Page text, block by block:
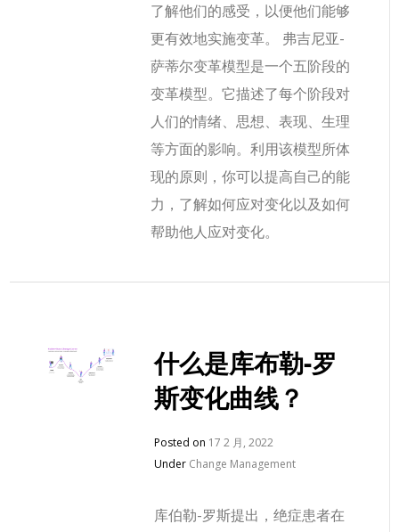
了解他们的感受，以便他们能够
更有效地实施变革。 弗吉尼亚-
萨蒂尔变革模型是一个五阶段的
变革模型。它描述了每个阶段对
人们的情绪、思想、表现、生理
等方面的影响。利用该模型所体
现的原则，你可以提高自己的能
力，了解如何应对变化以及如何
帮助他人应对变化。
什么是库布勒-罗
斯变化曲线？
Posted on 17 2 月, 2022
Under Change Management
库伯勒-罗斯提出，绝症患者在